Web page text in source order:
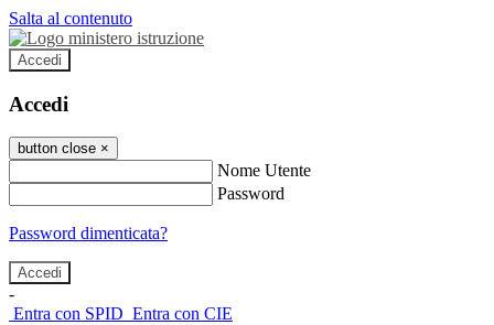
Salta al contenuto
Accedi
Accedi
button close ×
Nome Utente
Password
Password dimenticata?
-
Entra con SPID Entra con CIE